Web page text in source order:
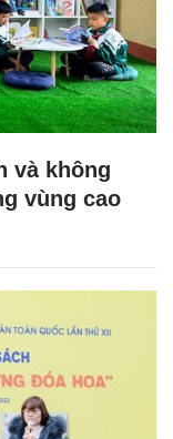
và không
vùng cao